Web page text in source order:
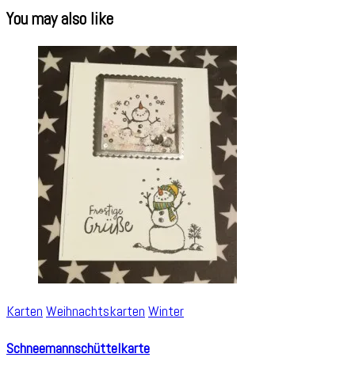
You may also like
Karten Weihnachtskarten Winter
Schneemannschüttelkarte